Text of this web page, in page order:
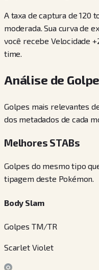
A taxa de captura de 120
moderada. Sua curva de
você recebe Velocidade
time.
Análise de
Golpes mais relevantes
dos metadados de cada
Melhores STABs
Golpes do mesmo tipo
tipagem deste Pokémon.
Body Slam
Golpes TM/TR
Scarlet Violet